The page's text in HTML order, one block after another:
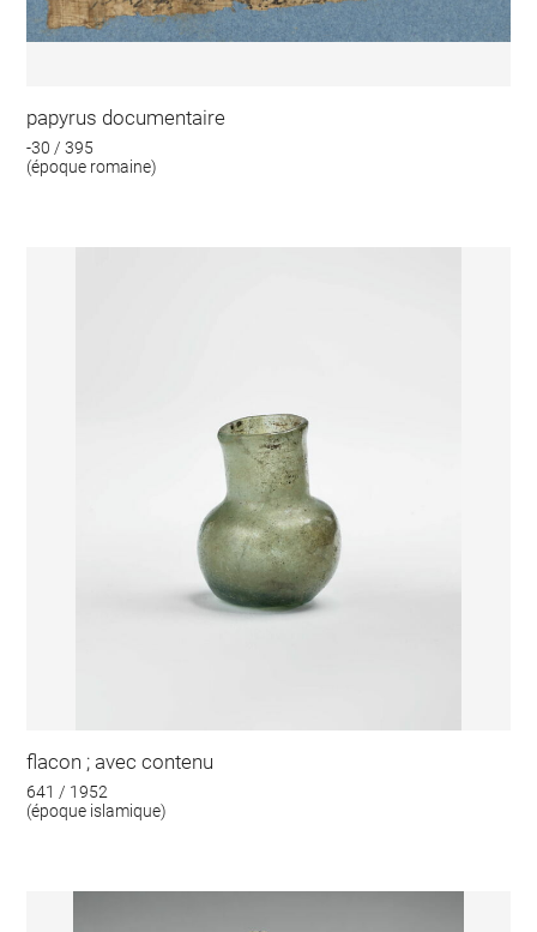
papyrus documentaire
-30 / 395
(époque romaine)
flacon ; avec contenu
641 / 1952
(époque islamique)